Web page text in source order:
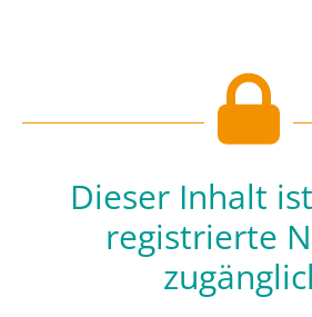
Dieser Inhalt
registrierte